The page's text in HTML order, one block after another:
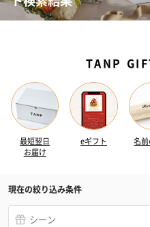
TANP
最短翌日
お届け
eギフト 名
現在の絞り込み条件
シーン